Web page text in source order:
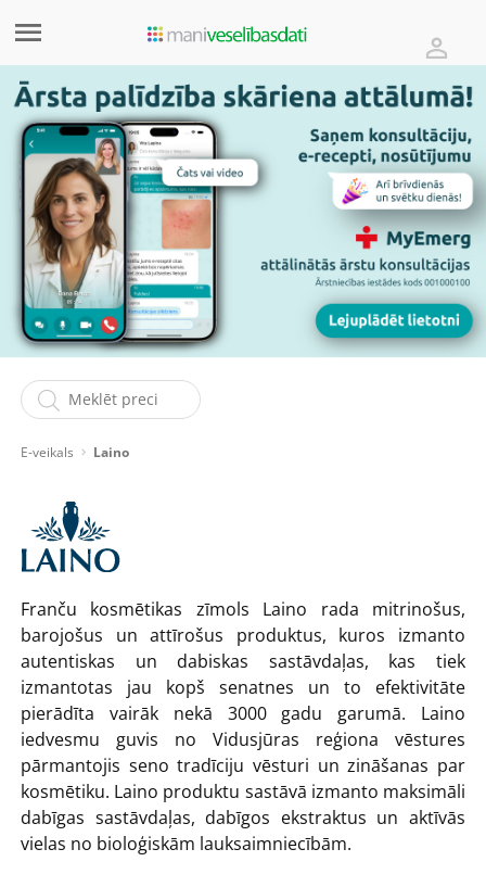
E-veikals Laino
Franču kosmētikas zīmols Laino rada mitrinošus,
barojošus un attīrošus produktus, kuros izmanto
autentiskas un dabiskas sastāvdaļas, kas tiek
izmantotas jau kopš senatnes un to efektivitāte
pierādīta vairāk nekā 3000 gadu garumā. Laino
iedvesmu guvis no Vidusjūras reģiona vēstures
pārmantojis seno tradīciju vēsturi un zināšanas par
kosmētiku. Laino produktu sastāvā izmanto maksimāli
dabīgas sastāvdaļas, dabīgos ekstraktus un aktīvās
vielas no bioloģiskām lauksaimniecībām.